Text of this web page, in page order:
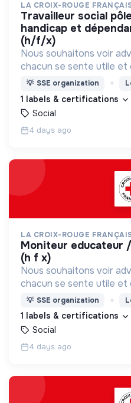
LA CROIX-ROUGE
travailleur social pôle psycho social,
handicap et
(h/f/x)
Nous souhaitons voir
chacun se sente utile et
nous proposons des
d’engagement
💡 SSE organization
1 labels & certifications
Social
4 days ago
LA CROIX-ROUGE
moniteur educateur / chargé de suivi pash
(h f x)
Nous souhaitons voir
chacun se sente utile et
nous proposons des
d’engagement
💡 SSE organization
1 labels & certifications
Social
4 days ago